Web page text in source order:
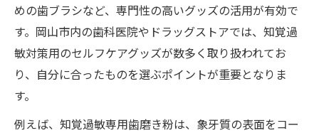
めの歯ブラシなど、専門性の高いグッズの活用が有効で
す。岡山市内の歯科医院やドラッグストアでは、知覚過
敏対策用のセルフケアグッズが数多く取り扱われてお
り、自分に合ったものを選ぶポイントが重要となりま
す。
例えば、知覚過敏専用歯磨き粉は、象牙質の表面をコー